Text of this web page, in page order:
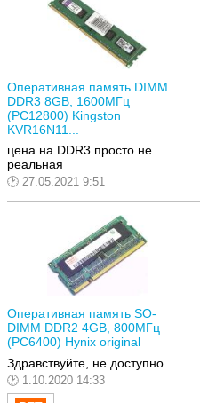
Оперативная память DIMM
DDR3 8GB, 1600МГц
(PC12800) Kingston
KVR16N11...
цена на DDR3 просто не
реальная
27.05.2021 9:51
Оперативная память SO-
DIMM DDR2 4GB, 800МГц
(PC6400) Hynix original
Здравствуйте, не доступно
1.10.2020 14:33